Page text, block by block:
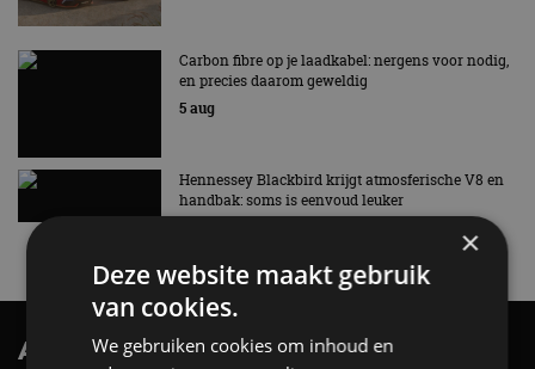
Carbon fibre op je laadkabel: nergens voor nodig,
en precies daarom geweldig
5 aug
Hennessey Blackbird krijgt atmosferische V8 en
handbak: soms is eenvoud leuker
AutoRAI.nl TV SUBSCRIBE
×
Deze website maakt gebruik
van cookies.
We gebruiken cookies om inhoud en